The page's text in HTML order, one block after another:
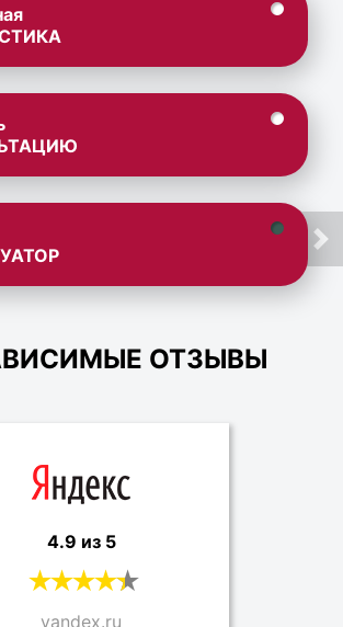
ОТЗЫВЫ
4.9 из 5
yandex.ru